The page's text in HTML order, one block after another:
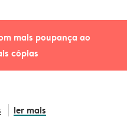
mais poupança ao
cópias
ler mais